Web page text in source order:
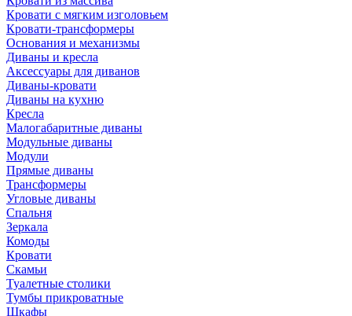
Кровати с мягким изголовьем
Кровати-трансформеры
Основания и механизмы
Диваны и кресла
Аксессуары для диванов
Диваны-кровати
Диваны на кухню
Кресла
Малогабаритные диваны
Модульные диваны
Модули
Прямые диваны
Трансформеры
Угловые диваны
Спальня
Зеркала
Комоды
Кровати
Скамьи
Туалетные столики
Тумбы прикроватные
Шкафы